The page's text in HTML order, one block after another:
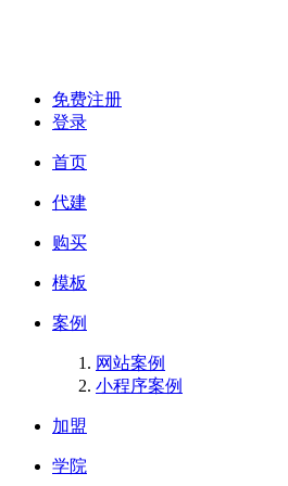
免费注册
登录
首页
代建
购买
模板
案例
网站案例
小程序案例
加盟
学院